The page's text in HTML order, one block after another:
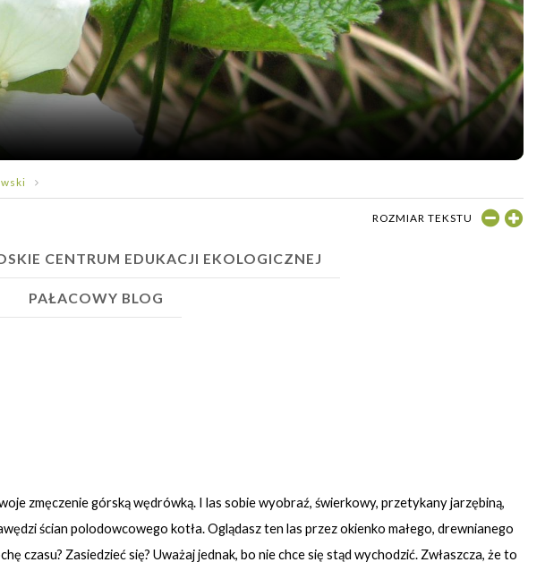
ROZMIAR TEKSTU
CENTRUM EDUKACJI EKOLOGICZNEJ
PAŁACOWY BLOG
zmęczenie górską wędrówką. I las sobie wyobraź, świerkowy, przetykany jarzębiną,
ścian polodowcowego kotła. Oglądasz ten las przez okienko małego, drewnianego
czasu? Zasiedzieć się? Uważaj jednak, bo nie chce się stąd wychodzić. Zwłaszcza, że to